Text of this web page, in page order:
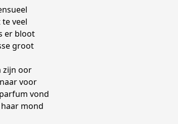
veel
er bloot
groot
zijn oor
voor
vond
mond